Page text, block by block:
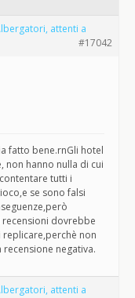
attenti a
#17042
fatto bene.rnGli hotel
non hanno nulla di cui
tutti i
se sono falsi
recensioni dovrebbe
non
negativa.
attenti a